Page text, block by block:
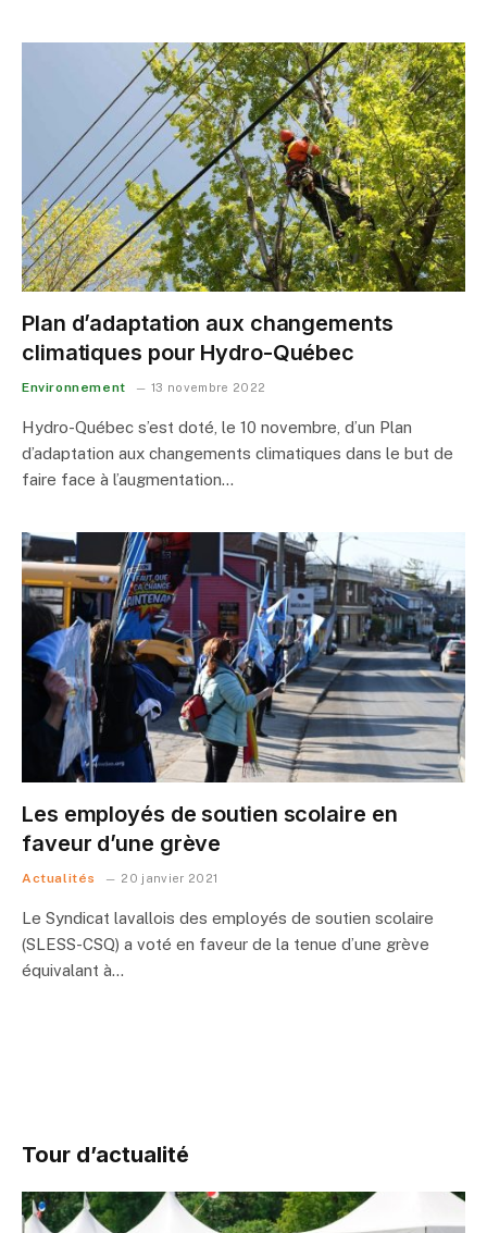
Plan d’adaptation aux changements
climatiques pour Hydro-Québec
Environnement 13 novembre 2022
Hydro-Québec s’est doté, le 10 novembre, d’un Plan
d’adaptation aux changements climatiques dans le but de
faire face à l’augmentation…
Les employés de soutien scolaire en
faveur d’une grève
Actualités 20 janvier 2021
Le Syndicat lavallois des employés de soutien scolaire
(SLESS-CSQ) a voté en faveur de la tenue d’une grève
équivalant à…
Tour d’actualité